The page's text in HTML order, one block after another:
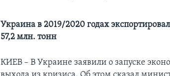
Украина в 2019/2020 годах
57,2 млн. тонн
КИЕВ – В Украине заявили о запуске